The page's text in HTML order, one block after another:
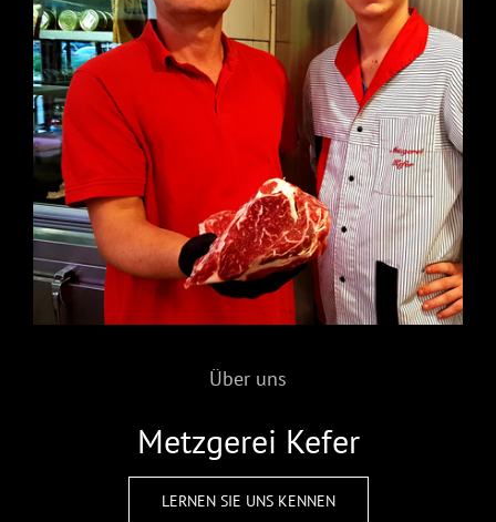
Über uns
Metzgerei Kefer
LERNEN SIE UNS KENNEN